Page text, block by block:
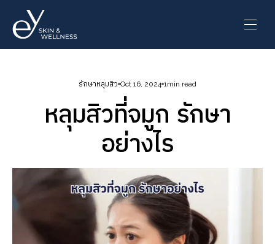
รักษาหลุมสิว Oct 16, 2024 1min read
หลุมสิวที่จมูก รักษา
อย่างไร